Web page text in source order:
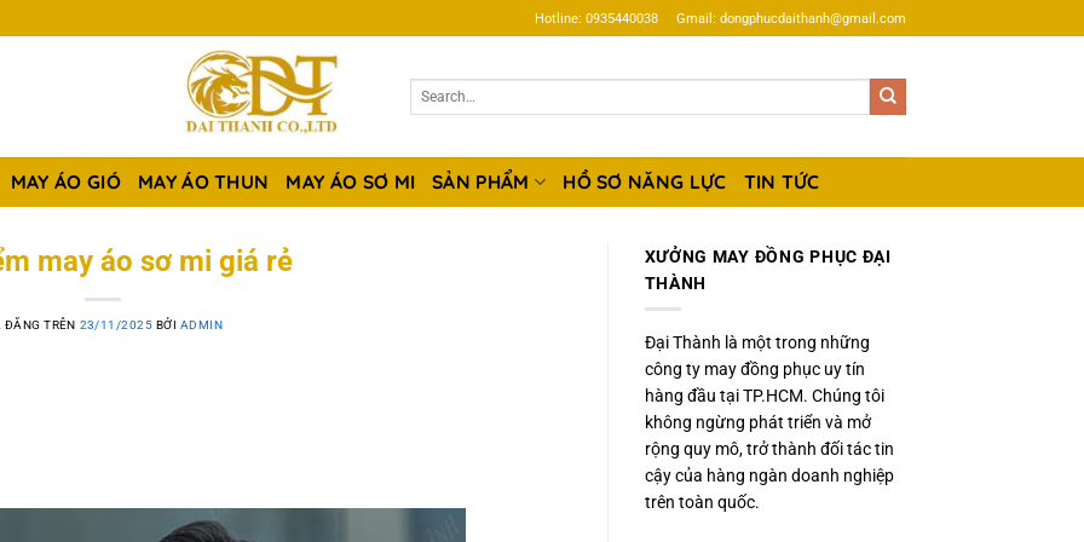
Hotline: 0935440038 Gmail: dongphucdaithanh@gmail.com
MAY ÁO GIÓ MAY ÁO THUN MAY ÁO SƠ MI SẢN PHẨM HỒ SƠ NĂNG LỰC TIN TỨC
may áo sơ mi giá rẻ
ĐĂNG TRÊN 23/11/2025 BỞI ADMIN
XƯỞNG MAY ĐỒNG PHỤC ĐẠI
THÀNH
Đại Thành là một trong những
công ty may đồng phục uy tín
hàng đầu tại TP.HCM. Chúng tôi
không ngừng phát triển và mở
rộng quy mô, trở thành đối tác tin
cậy của hàng ngàn doanh nghiệp
trên toàn quốc.